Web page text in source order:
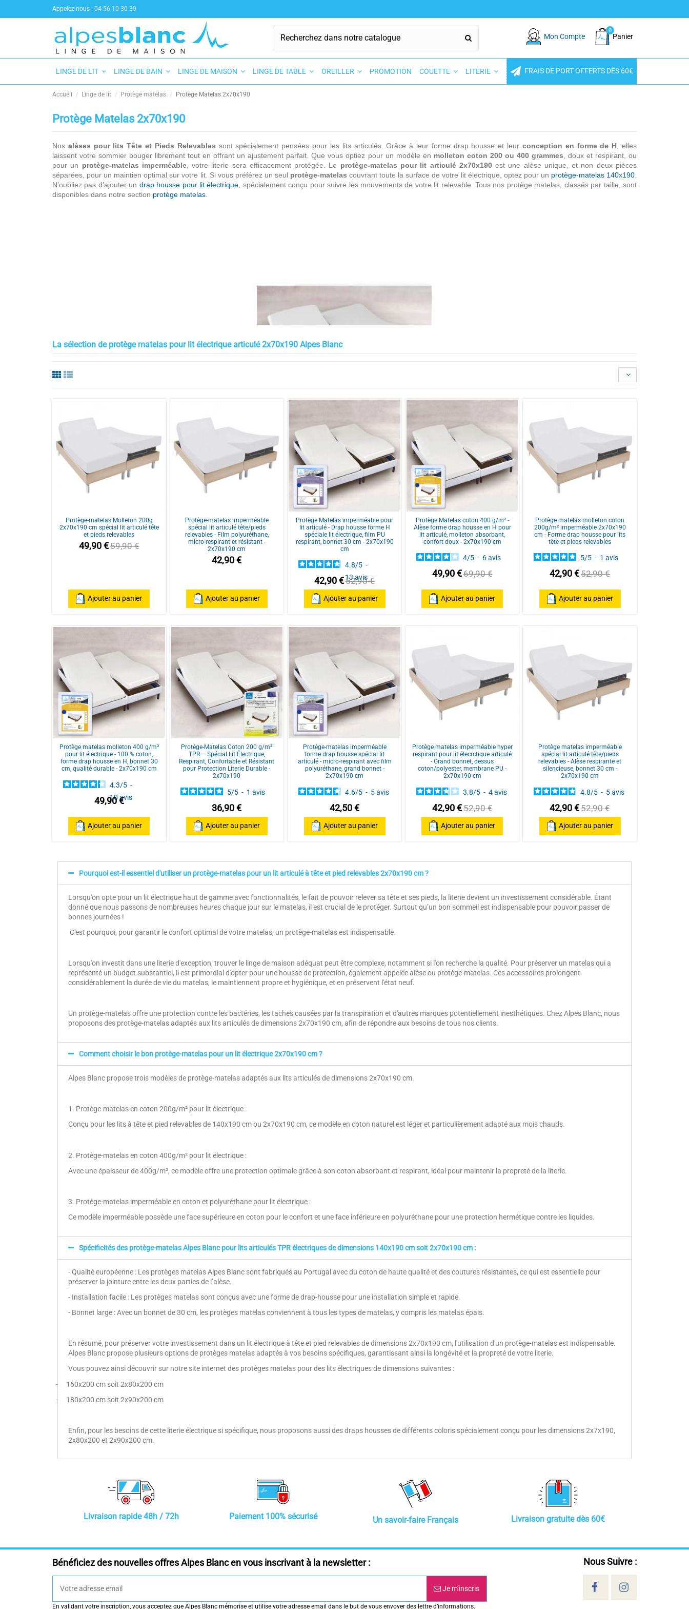
Appelez-nous : 04 56 10 30 39
Mon Compte
0
Panier
LINGE DE LIT LINGE DE BAIN LINGE DE MAISON LINGE DE TABLE OREILLER PROMOTION COUETTE LITERIE FRAIS DE PORT OFFERTS DÈS 60€
Accueil Linge de lit Protège matelas Protège Matelas 2x70x190
Protège Matelas 2x70x190
Nos alèses pour lits Tête et Pieds Relevables sont spécialement pensées pour les lits articulés. Grâce à leur forme drap housse et leur conception en forme de H , elles
laissent votre sommier bouger librement tout en offrant un ajustement parfait. Que vous optiez pour un modèle en molleton coton 200 ou 400 grammes , doux et respirant, ou
pour un protège-matelas imperméable, votre literie sera efficacement protégée. Le protège-matelas pour lit articulé 2x70x190est une alèse unique, et non deux pièces
séparées, pour un maintien optimal sur votre lit. Si vous préférez un seul protège-matelas couvrant toute la surface de votre lit électrique, optez pour un protège-matelas 140x190
N’oubliez pas d’ajouter un drap housse pour lit électrique , spécialement conçu pour suivre les mouvements de votre lit relevable. Tous nos protège matelas, classés par taille, sont
disponibles dans notre section protège matelas
La sélection de protège matelas pour lit électrique articulé 2x70x190 Alpes Blanc
Protège-matelas Molleton 200g
2x70x190 cm spécial lit articulé tête
et pieds relevables
49,90 €59,90 €
Ajouter au panier
Protège-matelas imperméable
spécial lit articulé tête/pieds
relevables - Film polyuréthane,
micro-respirant et résistant -
2x70x190 cm
42,90 €
Ajouter au panier
Protège Matelas imperméable pour
lit articulé - Drap housse forme H
spéciale lit électrique, film PU
respirant, bonnet 30 cm - 2x70x190
cm
4.8/5 -
13avis
42,90 €52,90 €
Ajouter au panier
Protège Matelas coton 400 g/m² -
Alèse forme drap housse en H pour
lit articulé, molleton absorbant,
confort doux - 2x70x190 cm
4/5 - 6avis
49,90 €69,90 €
Ajouter au panier
Protège matelas molleton coton
200g/m² imperméable 2x70x190
cm - Forme drap housse pour lits
tête et pieds relevables
5/5 - 1avis
42,90 €52,90 €
Ajouter au panier
Protège matelas molleton 400 g/m²
pour lit électrique - 100 % coton,
forme drap housse en H, bonnet 30
cm, qualité durable - 2x70x190 cm
4.3/5 -
10 avis
49,90 €
Ajouter au panier
Protège-Matelas Coton 200 g/m²
TPR – Spécial Lit Électrique,
Respirant, Confortable et Résistant
pour Protection Literie Durable -
2x70x190
5/5 - 1avis
36,90 €
Ajouter au panier
Protège-matelas imperméable
forme drap housse spécial lit
articulé - micro-respirant avec film
polyuréthane, grand bonnet -
2x70x190 cm
4.6/5 - 5avis
42,50 €
Ajouter au panier
Protège matelas imperméable hyper
respirant pour lit élecrctique articulé
- Grand bonnet, dessus
coton/polyester, membrane PU -
2x70x190 cm
3.8/5 - 4avis
42,90 €52,90 €
Ajouter au panier
Protège matelas imperméable
spécial lit articulé tête/pieds
relevables - Alèse respirante et
silencieuse, bonnet 30 cm -
2x70x190 cm
4.8/5 - 5avis
42,90 €52,90 €
Ajouter au panier
Pourquoi est-il essentiel d'utiliser un protège-matelas pour un lit articulé à tête et pied relevables 2x70x190 cm ?
Lorsqu'on opte pour un lit électrique haut de gamme avec fonctionnalités, le fait de pouvoir relever sa tête et ses pieds, la literie devient un investissement considérable. Étant
donné que nous passons de nombreuses heures chaque jour sur le matelas, il est crucial de le protéger. Surtout qu’un bon sommeil est indispensable pour pouvoir passer de
bonnes journées !
C'est pourquoi, pour garantir le confort optimal de votre matelas, un protège-matelas est indispensable.
Lorsqu'on investit dans une literie d'exception, trouver le linge de maison adéquat peut être complexe, notamment si l'on recherche la qualité. Pour préserver un matelas qui a
représenté un budget substantiel, il est primordial d'opter pour une housse de protection, également appelée alèse ou protège-matelas. Ces accessoires prolongent
considérablement la durée de vie du matelas, le maintiennent propre et hygiénique, et en préservent l'état neuf.
Un protège-matelas offre une protection contre les bactéries, les taches causées par la transpiration et d'autres marques potentiellement inesthétiques. Chez Alpes Blanc, nous
proposons des protège-matelas adaptés aux lits articulés de dimensions 2x70x190 cm, afin de répondre aux besoins de tous nos clients.
Comment choisir le bon protège-matelas pour un lit électrique 2x70x190 cm ?
Alpes Blanc propose trois modèles de protège-matelas adaptés aux lits articulés de dimensions 2x70x190 cm.
1. Protège-matelas en coton 200g/m² pour lit électrique :
Conçu pour les lits à tête et pied relevables de 140x190 cm ou 2x70x190 cm, ce modèle en coton naturel est léger et particulièrement adapté aux mois chauds.
2. Protège-matelas en coton 400g/m² pour lit électrique :
Avec une épaisseur de 400g/m², ce modèle offre une protection optimale grâce à son coton absorbant et respirant, idéal pour maintenir la propreté de la literie.
3. Protège-matelas imperméable en coton et polyuréthane pour lit électrique :
Ce modèle imperméable possède une face supérieure en coton pour le confort et une face inférieure en polyuréthane pour une protection hermétique contre les liquides.
Spécificités des protège-matelas Alpes Blanc pour lits articulés TPR électriques de dimensions 140x190 cm soit 2x70x190 cm :
- Qualité européenne : Les protèges matelas Alpes Blanc sont fabriqués au Portugal avec du coton de haute qualité et des coutures résistantes, ce qui est essentielle pour
préserver la jointure entre les deux parties de l’alèse.
- Installation facile : Les protèges matelas sont conçus avec une forme de drap-housse pour une installation simple et rapide.
- Bonnet large : Avec un bonnet de 30 cm, les protèges matelas conviennent à tous les types de matelas, y compris les matelas épais.
En résumé, pour préserver votre investissement dans un lit électrique à tête et pied relevables de dimensions 2x70x190 cm, l'utilisation d'un protège-matelas est indispensable.
Alpes Blanc propose plusieurs options de protèges matelas adaptés à vos besoins spécifiques, garantissant ainsi la longévité et la propreté de votre literie.
Vous pouvez ainsi découvrir sur notre site internet des protèges matelas pour des lits électriques de dimensions suivantes :
-
160x200 cm soit 2x80x200 cm
-
180x200 cm soit 2x90x200 cm
Enfin, pour les besoins de cette literie électrique si spécifique, nous proposons aussi des draps housses de différents coloris spécialement conçu pour les dimensions 2x7x190,
2x80x200 et 2x90x200 cm.
Livraison rapide 48h / 72h Paiement 100% sécurisé Un savoir-faire Français Livraison gratuite dès 60€
Bénéficiez des nouvelles offres Alpes Blanc en vous inscrivant à la newsletter :
Je m’inscris
En validant votre inscription, vous acceptez que Alpes Blanc mémorise et utilise votre adresse email dans le but de vous envoyer des lettre d’informations.
Nous Suivre :